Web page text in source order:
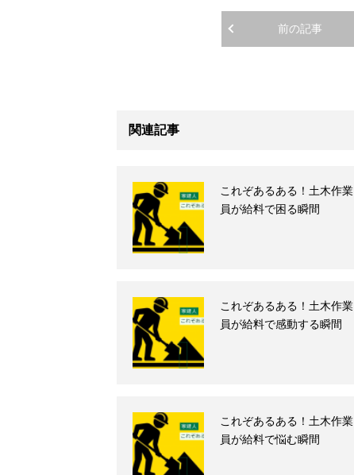
前の記事
関連記事
これぞあるある！土木作業
員が給料で困る瞬間
これぞあるある！土木作業
員が給料で感動する瞬間
これぞあるある！土木作業
員が給料で悩む瞬間